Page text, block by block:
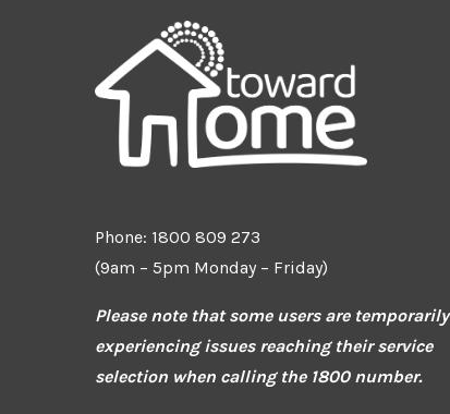
Phone: 1800 809 273
(9am – 5pm Monday – Friday)
Please note that some users are temporarily
experiencing issues reaching their service
selection when calling the 1800 number.